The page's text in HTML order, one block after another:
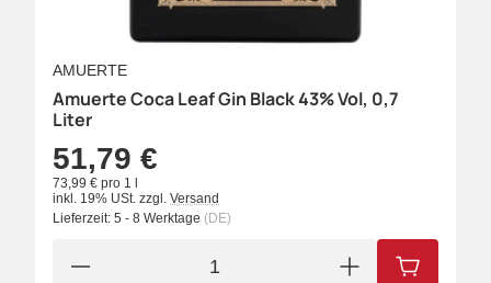
AMUERTE
Amuerte Coca Leaf Gin Black 43% Vol, 0,7
Liter
51,79 €
73,99 € pro 1 l
inkl. 19% USt. zzgl. Versand
Lieferzeit: 5 - 8 Werktage (DE)
IN DEN